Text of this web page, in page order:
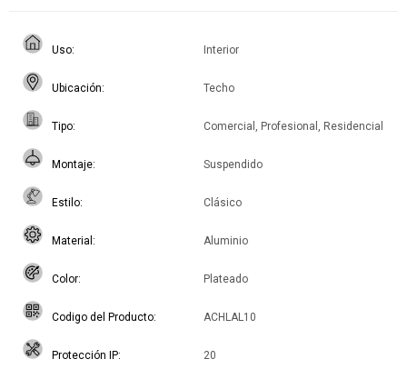
Uso Interior
Ubicación Techo
Tipo Comercial, Profesional, Residencial
Montaje Suspendido
Estilo Clásico
Material Aluminio
Color Plateado
Codigo del Producto ACHLAL10
Protección IP 20